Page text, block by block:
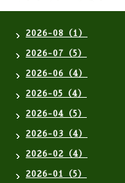
2026-08（1）
2026-07（5）
2026-06（4）
2026-05（4）
2026-04（5）
2026-03（4）
2026-02（4）
2026-01（5）